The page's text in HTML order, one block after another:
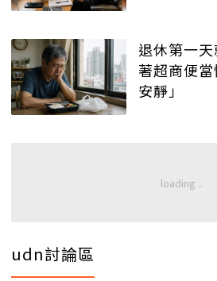
退休第一
著超商便
安靜」
udn討論區